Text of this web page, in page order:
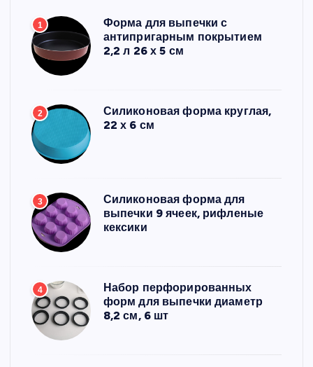
1
Форма для выпечки с
антипригарным покрытием
2,2 л 26 х 5 см
2
Силиконовая форма круглая,
22 х 6 см
3
Силиконовая форма для
выпечки 9 ячеек, рифленые
кексики
4
Набор перфорированных
форм для выпечки диаметр
8,2 см, 6 шт